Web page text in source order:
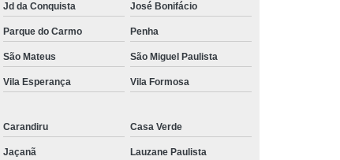
Placas Pneumáticas
Reparo Fonte Chaveada
Projetos Automação Industrial
Serviço de Geometria Máquina
Jd da Conquista José Bonifácio
Parque do Carmo Penha
São Mateus São Miguel Paulista
Vila Esperança Vila Formosa
Carandiru Casa Verde
Jaçanã Lauzane Paulista